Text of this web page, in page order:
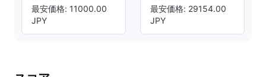
最安価格: 11000.00
JPY
最安価格: 29154.00
JPY